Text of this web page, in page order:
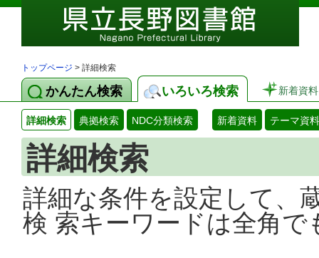
トップページ > 詳細検索
かんたん検索 いろいろ検索 新着資料
詳細検索 典拠検索 NDC分類検索 新着資料 テーマ資料
詳細検索
詳細な条件を設定して、
検 索キーワードは全角